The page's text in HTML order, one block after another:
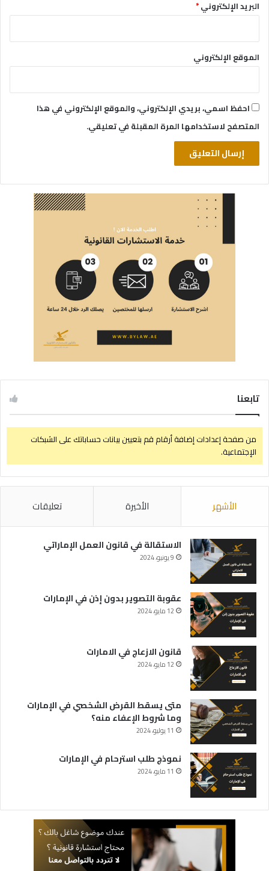
البريد الإلكتروني*
الموقع الإلكتروني
احفظ اسمي، بريدي الإلكتروني، والموقع الإلكتروني في هذا
المتصفح لاستخدامها المرة المقبلة في تعليقي.
تابعنا
من صفحة إعدادات إضافة أرقام قم بتعيين بيانات حساباتك على الشبكات
الإجتماعية.
الأشهر الأخيرة تعليقات
الاستقالة في قانون العمل الإماراتي
9 يونيو، 2024
عقوبة التصوير بدون إذن في الإمارات
12 مايو، 2024
قانون الازعاج في الامارات
12 مايو، 2024
متى يسقط القرض الشخصي في الإمارات
وما شروط الإعفاء منه؟
11 يوليو، 2024
نموذج طلب استرحام في الإمارات
11 مايو، 2024